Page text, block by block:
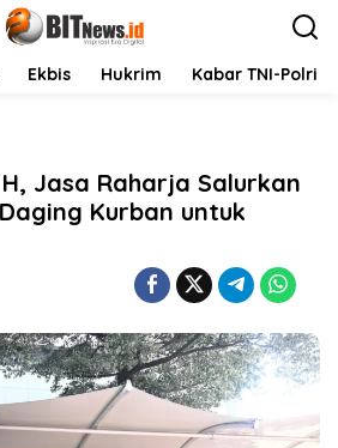
Ekbis Hukrim Kabar TNI-Polri
Jasa Raharja Salurkan
Kurban untuk